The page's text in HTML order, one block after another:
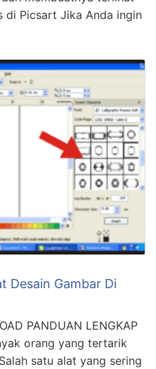
di Picsart Jika Anda ingin
Desain Gambar Di
PANDUAN LENGKAP
orang yang tertarik
satu alat yang sering